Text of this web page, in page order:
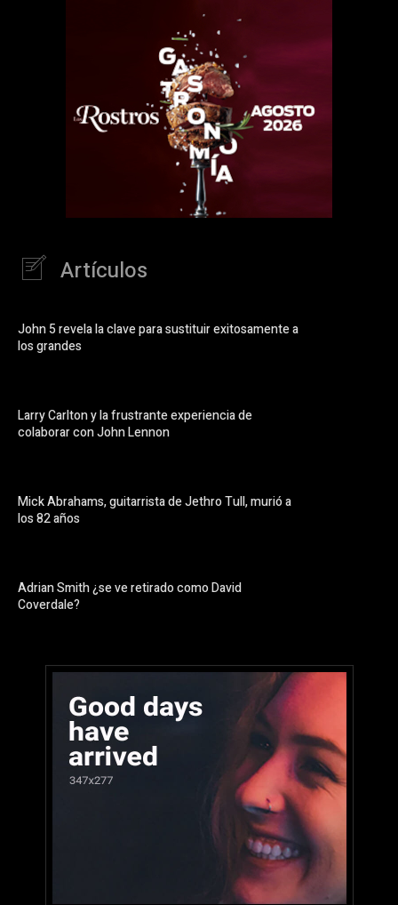
Artículos
John 5 revela la clave para sustituir exitosamente a
los grandes
Larry Carlton y la frustrante experiencia de
colaborar con John Lennon
Mick Abrahams, guitarrista de Jethro Tull, murió a
los 82 años
Adrian Smith ¿se ve retirado como David
Coverdale?